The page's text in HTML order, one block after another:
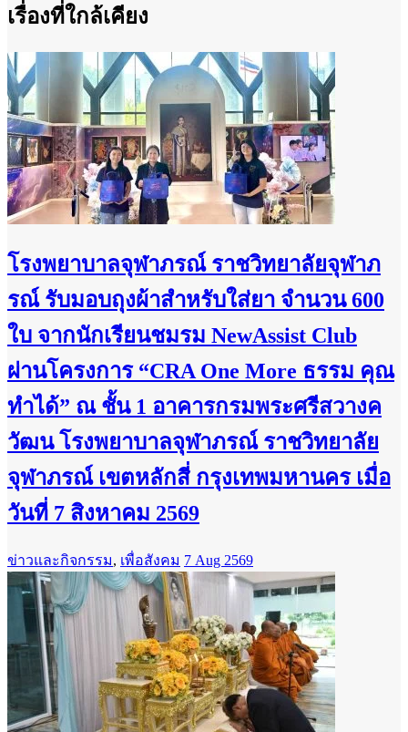
เรื่องที่ใกล้เคียง
โรงพยาบาลจุฬาภรณ์ ราชวิทยาลัยจุฬาภ
รณ์ รับมอบถุงผ้าสำหรับใส่ยา จำนวน 600
ใบ จากนักเรียนชมรม NewAssist Club
ผ่านโครงการ “CRA One More ธรรม คุณ
ทำได้” ณ ชั้น 1 อาคารกรมพระศรีสวางค
วัฒน โรงพยาบาลจุฬาภรณ์ ราชวิทยาลัย
จุฬาภรณ์ เขตหลักสี่ กรุงเทพมหานคร เมื่อ
วันที่ 7 สิงหาคม 2569
ข่าวและกิจกรรม, เพื่อสังคม 7 Aug 2569